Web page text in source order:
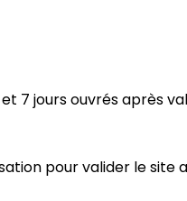
7 jours ouvrés après
pour valider le